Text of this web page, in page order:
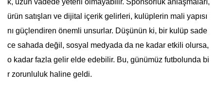
k, uzun vadede yeterli olmayabilir. Sponsorluk anlaşmaları,
ürün satışları ve dijital içerik gelirleri, kulüplerin mali yapısı
nı güçlendiren önemli unsurlar. Düşünün ki, bir kulüp sade
ce sahada değil, sosyal medyada da ne kadar etkili olursa,
o kadar fazla gelir elde edebilir. Bu, günümüz futbolunda bi
r zorunluluk haline geldi.